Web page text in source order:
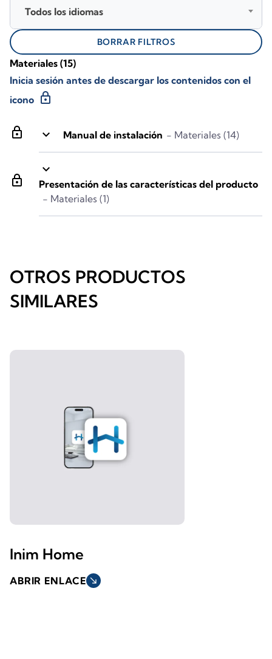
lock keyboard_arrow_down Manual de instalación - Materiales (14)
lock
keyboard_arrow_down
Presentación de las características del producto
- Materiales (1)
Materiales (15)
Inicia sesión antes de descargar los contenidos con el
icono lock
Todos los idiomas
BORRAR FILTROS
OTROS PRODUCTOS
SIMILARES
Inim Home
ABRIR ENLACE south_east